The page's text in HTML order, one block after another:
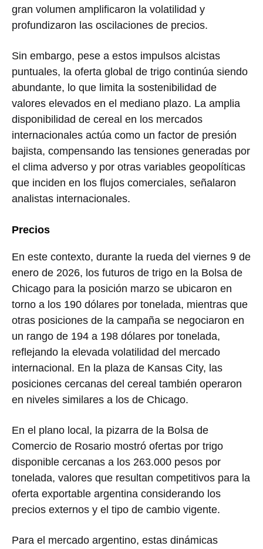
gran volumen amplificaron la volatilidad y
profundizaron las oscilaciones de precios.
Sin embargo, pese a estos impulsos alcistas
puntuales, la oferta global de trigo continúa siendo
abundante, lo que limita la sostenibilidad de
valores elevados en el mediano plazo. La amplia
disponibilidad de cereal en los mercados
internacionales actúa como un factor de presión
bajista, compensando las tensiones generadas por
el clima adverso y por otras variables geopolíticas
que inciden en los flujos comerciales, señalaron
analistas internacionales.
Precios
En este contexto, durante la rueda del viernes 9 de
enero de 2026, los futuros de trigo en la Bolsa de
Chicago para la posición marzo se ubicaron en
torno a los 190 dólares por tonelada, mientras que
otras posiciones de la campaña se negociaron en
un rango de 194 a 198 dólares por tonelada,
reflejando la elevada volatilidad del mercado
internacional. En la plaza de Kansas City, las
posiciones cercanas del cereal también operaron
en niveles similares a los de Chicago.
En el plano local, la pizarra de la Bolsa de
Comercio de Rosario mostró ofertas por trigo
disponible cercanas a los 263.000 pesos por
tonelada, valores que resultan competitivos para la
oferta exportable argentina considerando los
precios externos y el tipo de cambio vigente.
Para el mercado argentino, estas dinámicas